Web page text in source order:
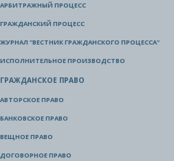
АРБИТРАЖНЫЙ ПРОЦЕСС
ГРАЖДАНСКИЙ ПРОЦЕСС
ЖУРНАЛ "ВЕСТНИК ГРАЖДАНСКОГО ПРОЦЕССА"
ИСПОЛНИТЕЛЬНОЕ ПРОИЗВОДСТВО
ГРАЖДАНСКОЕ ПРАВО
АВТОРСКОЕ ПРАВО
БАНКОВСКОЕ ПРАВО
ВЕЩНОЕ ПРАВО
ДОГОВОРНОЕ ПРАВО